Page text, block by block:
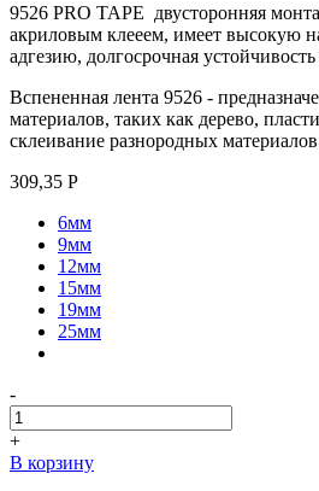
9526 PRO TAPE двусторонняя
акриловым клееем, имеет высокую
адгезию, долгосрочная
Вспененная лента 9526 -
материалов, таких как дерево,
склеивание разнородных
309,35 Р
6мм
9мм
12мм
15мм
19мм
25мм
-
+
В корзину